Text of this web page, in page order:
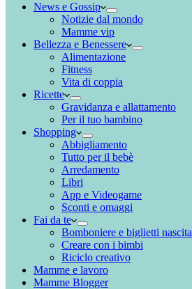
News e Gossip
Notizie dal mondo
Mamme vip
Bellezza e Benessere
Alimentazione
Fitness
Vita di coppia
Ricette
Gravidanza e allattamento
Per il tuo bambino
Shopping
Abbigliamento
Tutto per il bebè
Arredamento
Libri
App e Videogame
Sconti e omaggi
Fai da te
Bomboniere e biglietti nascita
Creare con i bimbi
Riciclo creativo
Mamme e lavoro
Mamme Blogger